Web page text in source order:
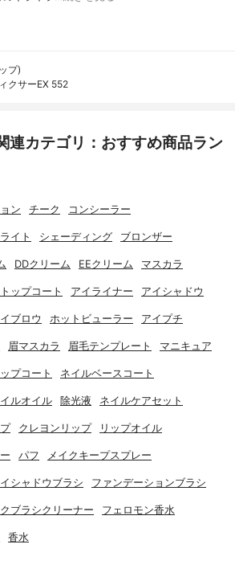
プ)
クサーEX 552
連カテゴリ：おすすめ商品ラン
ン チーク コンシーラー
イト シェーディング ブロンザー
DDクリーム EEクリーム マスカラ
ップコート アイライナー アイシャドウ
ブロウ ホットビューラー アイプチ
眉マスカラ 眉毛テンプレート マニキュア
プコート ネイルベースコート
ルオイル 除光液 ネイルケアセット
クレヨンリップ リップオイル
パフ メイクキープスプレー
シャドウブラシ ファンデーションブラシ
ブラシクリーナー フェロモン香水
香水